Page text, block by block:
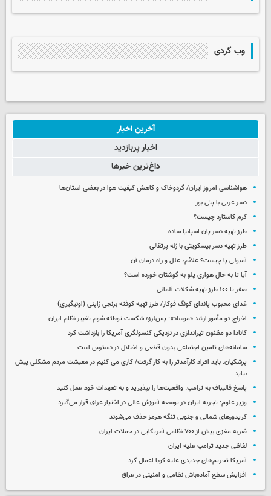
وب گردی
آخرین اخبار
اخبار پربازدید
داغ‌ترین خبرها
هواشناسی امروز ایران/ گردوخاک و کاهش کیفیت هوا در بعضی استان‌ها
دسر عربی با پتی بور
کرم کاستارد چیست؟
طرز تهیه دسر پان اسپانیا ساده
طرز تهیه دسر بیسکویتی با ژله پرتقالی
آمبولی پا چیست؟ علائم، علل و راه درمان آن
آیا تا به حال هواری پلو به گوشتان خورده است؟
صفر تا ۱۰۰ طرز تهیه شکلات آلمانی
غذای محبوب پاندای کونگ فوکار/ طرز تهیه کوفته برنجی ژاپنی (اونیگیری)
اخراج دو مأمور ارشد «موساد»؛ پس‌لرزه شکست توطئه شوم تغییر نظام ایران
کانادا دو مظنون تیراندازی در نزدیکی کنسولگری آمریکا را بازداشت کرد
سامانه‌های تامین اجتماعی بدون قطعی و اختلال در دسترس است
پزشکیان: باید افراد کارآمدتر را به کار گرفت/ کاری می کنیم در معیشت مردم مشکلی پیش
نیاید
پاسخ قالیباف به ترامپ: واقعیت‌ها را بپذیرید و به تعهدات خود عمل کنید
وزیر علوم: تجربه ایران در توسعه آموزش عالی در اختیار عراق قرار می‌گیرد
کریدورهای شمالی و جنوبی تنگه هرمز حذف می‌شوند
ضربه مغزی بیش از ۷۰۰ نظامی آمریکایی در حملات ایران
لفاظی جدید ترامپ علیه ایران
آمریکا تحریم‌های جدیدی علیه کوبا اعمال کرد
افزایش سطح آماده‌باش نظامی و امنیتی در عراق